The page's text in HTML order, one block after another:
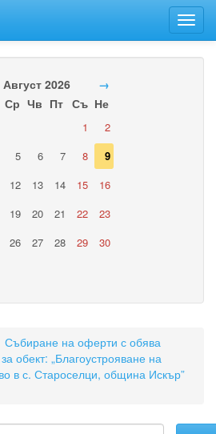
Август 2026
→
Ср Чв Пт Съ Не
1
2
5 6 7 8
9
12 13 14 15
16
19 20 21 22
23
26 27 28 29
30
Събиране на оферти с обява
обект: „Благоустрояване на
в с. Староселци, община Искър”